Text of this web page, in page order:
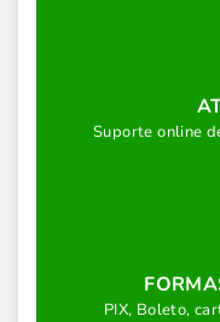
Suporte online
PIX, Boleto,